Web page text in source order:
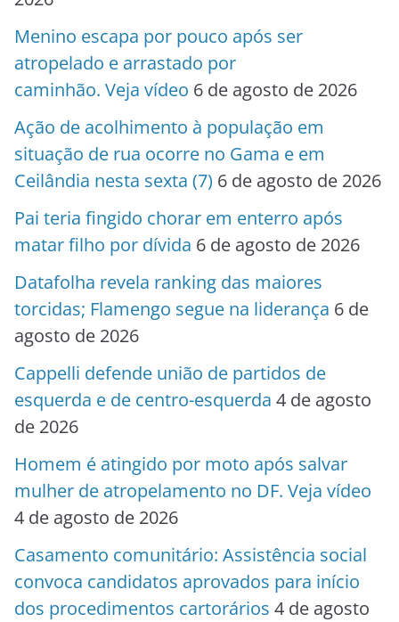
Menino escapa por pouco após ser
atropelado e arrastado por
caminhão. Veja vídeo 6 de agosto de 2026
Ação de acolhimento à população em
situação de rua ocorre no Gama e em
Ceilândia nesta sexta (7) 6 de agosto de 2026
Pai teria fingido chorar em enterro após
matar filho por dívida 6 de agosto de 2026
Datafolha revela ranking das maiores
torcidas; Flamengo segue na liderança 6 de
agosto de 2026
Cappelli defende união de partidos de
esquerda e de centro-esquerda 4 de agosto
de 2026
Homem é atingido por moto após salvar
mulher de atropelamento no DF. Veja vídeo
4 de agosto de 2026
Casamento comunitário: Assistência social
convoca candidatos aprovados para início
dos procedimentos cartorários 4 de agosto